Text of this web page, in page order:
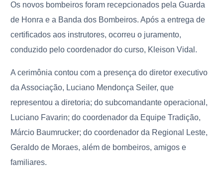
Os novos bombeiros foram recepcionados pela Guarda
de Honra e a Banda dos Bombeiros. Após a entrega de
certificados aos instrutores, ocorreu o juramento,
conduzido pelo coordenador do curso, Kleison Vidal.
A cerimônia contou com a presença do diretor executivo
da Associação, Luciano Mendonça Seiler, que
representou a diretoria; do subcomandante operacional,
Luciano Favarin; do coordenador da Equipe Tradição,
Márcio Baumrucker; do coordenador da Regional Leste,
Geraldo de Moraes, além de bombeiros, amigos e
familiares.